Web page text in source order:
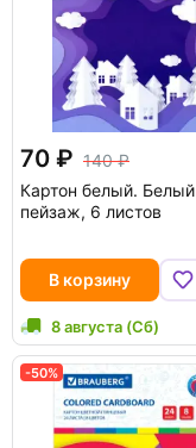
70
140
Картон белый. Белый
пейзаж, 6 листов
В корзину
8 августа (Сб)
-50%